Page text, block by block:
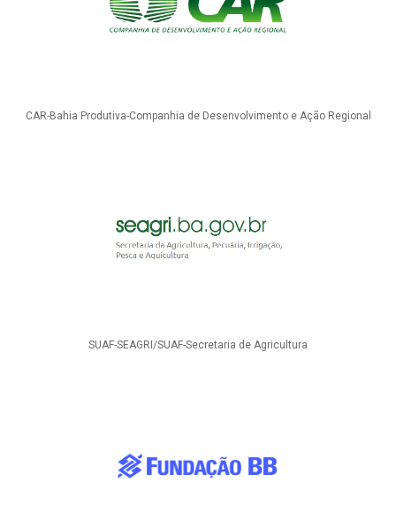
CAR-Bahia Produtiva-Companhia de Desenvolvimento e Ação Regional
SUAF-SEAGRI/SUAF-Secretaria de Agricultura